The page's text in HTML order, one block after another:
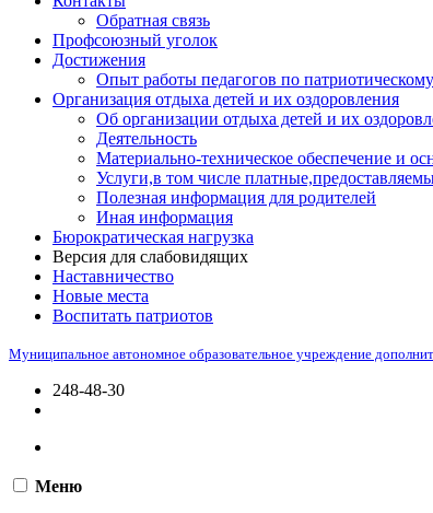
Обратная связь
Профсоюзный уголок
Достижения
Опыт работы педагогов по
Организация отдыха детей и их оздоровления
Об организации отдыха детей и их
Деятельность
Материально-техническое обеспечение и
Услуги,в том числе
Полезная информация для родителей
Иная информация
Бюрократическая нагрузка
Версия для слабовидящих
Наставничество
Новые места
Воспитать патриотов
Муниципальное автономное образовательное учреждение
248-48-30
Меню